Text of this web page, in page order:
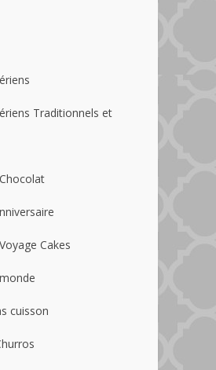
Traditionnels et
Cakes
cuisson